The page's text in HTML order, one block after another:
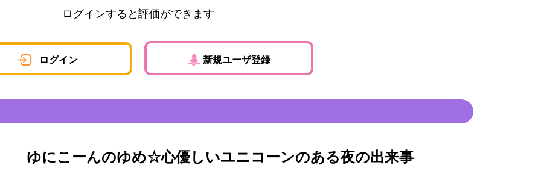
ログインすると評価ができます
ログイン 新規ユーザ登録
ゆにこーんのゆめ☆心優しいユニコーンのある夜の出来事